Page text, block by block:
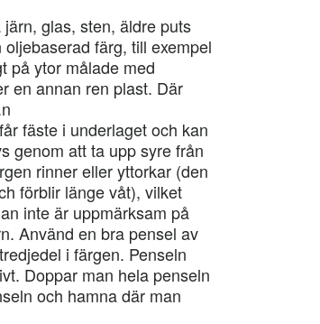
glas, sten, äldre puts
färg, till exempel
på ytor målade med
en annan ren plast. Där
fäste i underlaget och kan
genom att ta upp syre från
rinner eller yttorkar (den
förblir länge våt), vilket
inte är uppmärksam på
Använd en bra pensel av
i färgen. Penseln
Doppar man hela penseln
och hamna där man